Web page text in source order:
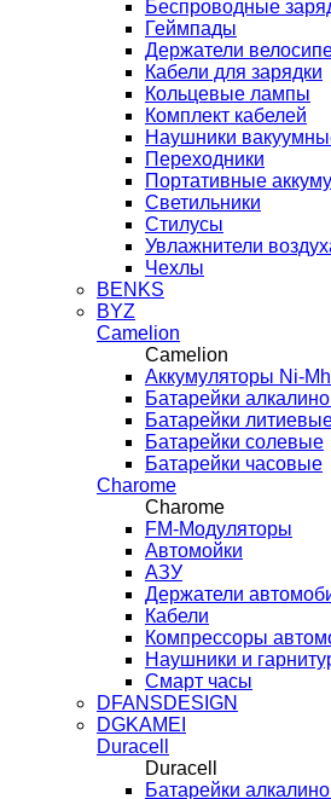
Беспроводные
Геймпады
Держатели
Кабели для зарядки
Кольцевые лампы
Комплект кабелей
Наушники
Переходники
Портативные
Светильники
Стилусы
Увлажнители
Чехлы
BENKS
BYZ
Camelion
Camelion
Аккумуляторы Ni-Mh
Батарейки
Батарейки
Батарейки солевые
Батарейки часовые
Charome
Charome
FM-Модуляторы
Автомойки
АЗУ
Держатели
Кабели
Компрессоры
Наушники и
Смарт часы
DFANSDESIGN
DGKAMEI
Duracell
Duracell
Батарейки